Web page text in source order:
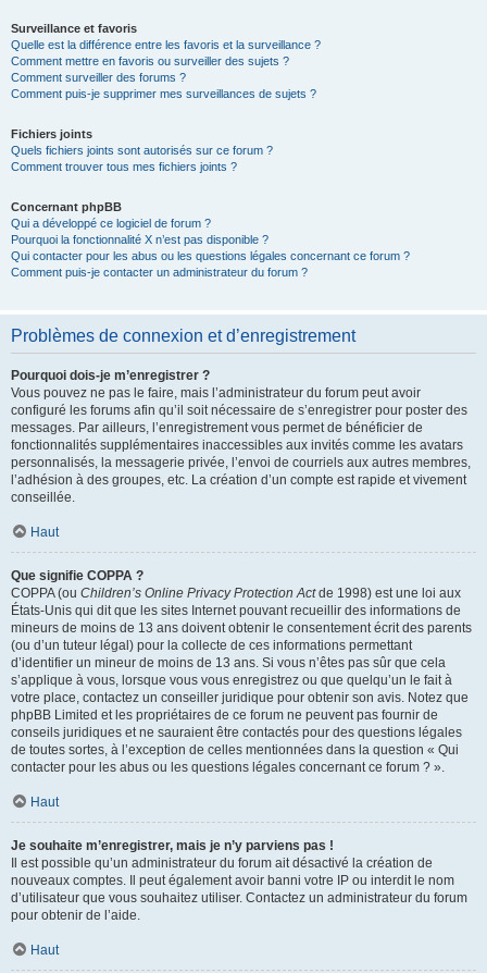
Surveillance et favoris
Quelle est la différence entre les favoris et la surveillance ?
Comment mettre en favoris ou surveiller des sujets ?
Comment surveiller des forums ?
Comment puis-je supprimer mes surveillances de sujets ?
Fichiers joints
Quels fichiers joints sont autorisés sur ce forum ?
Comment trouver tous mes fichiers joints ?
Concernant phpBB
Qui a développé ce logiciel de forum ?
Pourquoi la fonctionnalité X n’est pas disponible ?
Qui contacter pour les abus ou les questions légales concernant ce forum ?
Comment puis-je contacter un administrateur du forum ?
Problèmes de connexion et d’enregistrement
Pourquoi dois-je m’enregistrer ?
Vous pouvez ne pas le faire, mais l’administrateur du forum peut avoir
configuré les forums afin qu’il soit nécessaire de s’enregistrer pour poster des
messages. Par ailleurs, l’enregistrement vous permet de bénéficier de
fonctionnalités supplémentaires inaccessibles aux invités comme les avatars
personnalisés, la messagerie privée, l’envoi de courriels aux autres membres,
l’adhésion à des groupes, etc. La création d’un compte est rapide et vivement
conseillée.
Haut
Que signifie COPPA ?
COPPA (ou Children’s Online Privacy Protection Actde 1998) est une loi aux
États-Unis qui dit que les sites Internet pouvant recueillir des informations de
mineurs de moins de 13 ans doivent obtenir le consentement écrit des parents
(ou d’un tuteur légal) pour la collecte de ces informations permettant
d’identifier un mineur de moins de 13 ans. Si vous n’êtes pas sûr que cela
s’applique à vous, lorsque vous vous enregistrez ou que quelqu’un le fait à
votre place, contactez un conseiller juridique pour obtenir son avis. Notez que
phpBB Limited et les propriétaires de ce forum ne peuvent pas fournir de
conseils juridiques et ne sauraient être contactés pour des questions légales
de toutes sortes, à l’exception de celles mentionnées dans la question « Qui
contacter pour les abus ou les questions légales concernant ce forum ? ».
Haut
Je souhaite m’enregistrer, mais je n’y parviens pas !
Il est possible qu’un administrateur du forum ait désactivé la création de
nouveaux comptes. Il peut également avoir banni votre IP ou interdit le nom
d’utilisateur que vous souhaitez utiliser. Contactez un administrateur du forum
pour obtenir de l’aide.
Haut